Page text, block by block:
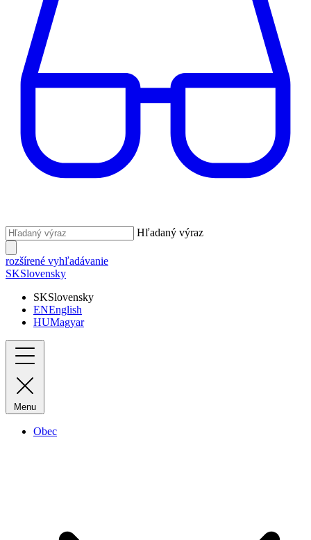
Hľadaný výraz
rozšírené vyhľadávanie
SKSlovensky
SKSlovensky
ENEnglish
HUMagyar
Menu
Obec